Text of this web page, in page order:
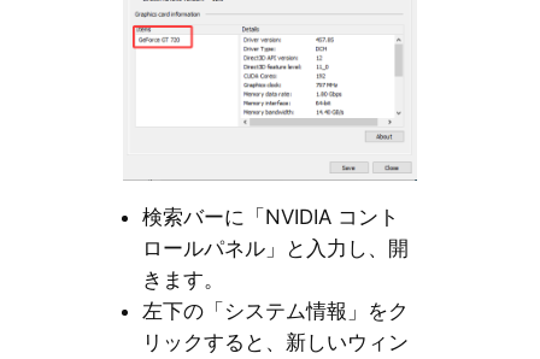
検索バーに「NVIDIA コント
ロールパネル」と入力し、開
きます。
左下の「システム情報」をク
リックすると、新しいウィン